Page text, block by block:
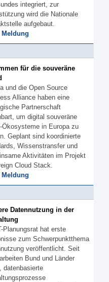
integriert, zur
wird die Nationale
aufgebaut.
Meldung
für die souveräne
und die Open Source
Alliance haben eine
Partnerschaft
um digital souveräne
Ökosysteme in Europa zu
Geplant sind koordinierte
Wissenstransfer und
Aktivitäten im Projekt
Cloud Stack.
Meldung
Datennutzung in der
Planungsrat hat erste
zum Schwerpunktthema
veröffentlicht. Seit
Bund und Länder
datenbasierte